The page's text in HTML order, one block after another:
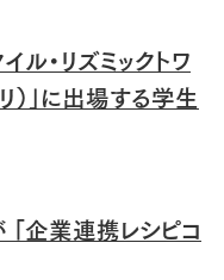
ル・リズミックトワ
）」に出場する学生
企業連携レシピコ